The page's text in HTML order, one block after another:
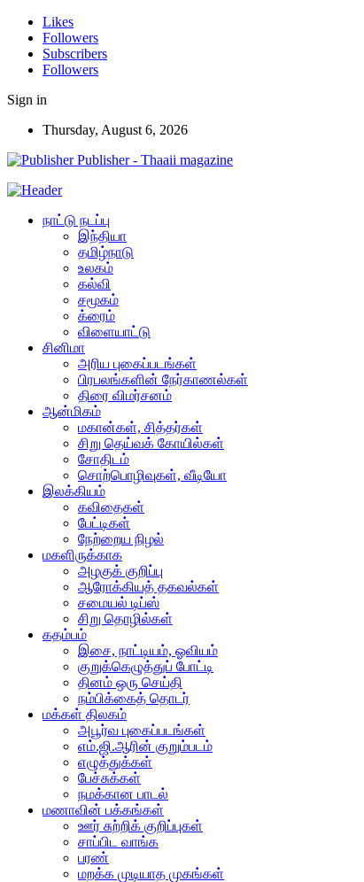
Likes
Followers
Subscribers
Followers
Sign in
Thursday, August 6, 2026
Publisher - Thaaii magazine
நாட்டு நடப்பு
இந்தியா
தமிழ்நாடு
உலகம்
கல்வி
சமூகம்
க்ரைம்
விளையாட்டு
சினிமா
அரிய புகைப்படங்கள்
பிரபலங்களின் நேர்காணல்கள்
திரை விமர்சனம்
ஆன்மிகம்
மகான்கள், சித்தர்கள்
சிறு தெய்வக் கோயில்கள்
சோதிடம்
சொற்பொழிவுகள், வீடியோ
இலக்கியம்
கவிதைகள்
பேட்டிகள்
நேற்றைய நிழல்
மகளிருக்காக
அழகுக் குறிப்பு
ஆரோக்கியத் தகவல்கள்
சமையல் டிப்ஸ்
சிறு தொழில்கள்
கதம்பம்
இசை, நாட்டியம், ஓவியம்
குறுக்கெழுத்துப் போட்டி
தினம் ஒரு செய்தி
நம்பிக்கைத் தொடர்
மக்கள் திலகம்
அபூர்வ புகைப்படங்கள்
எம்.ஜி.ஆரின் குறும்படம்
எழுத்துக்கள்
பேச்சுக்கள்
நமக்கான பாடல்
மணாவின் பக்கங்கள்
ஊர் சுற்றிக் குறிப்புகள்
சாப்பிட வாங்க
பரண்
மறக்க முடியாத முகங்கள்